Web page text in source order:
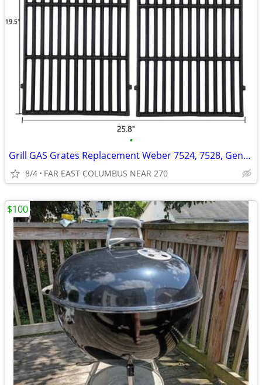
•
Grill GAS Grates Replacement Weber 7524, 7528, Genesis 300 E310 BBQ
8/4 FAR EAST COLUMBUS NEAR 270
$100